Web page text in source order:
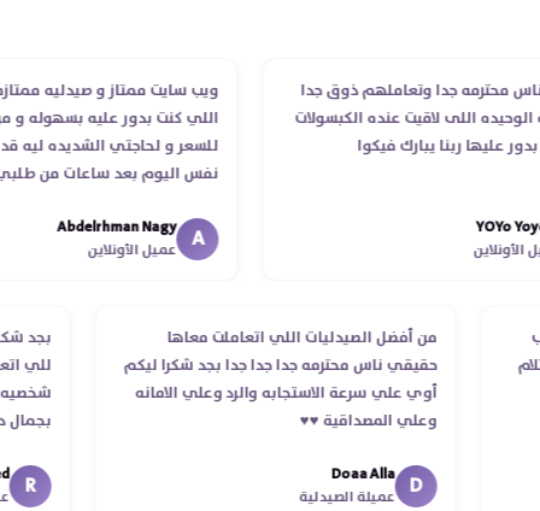
جدا وتعاملهم ذوق جدا
اللى لاقيت عنده الكبسولات
ربنا يبارك فيكوا
ويب سايت ممتاز و صيدليه ممتازه
اللي كنت بدور عليه بسهوله و من
للسعر و لحاجتي الشديده ليه قدر
نفس اليوم بعد ساعات من طلبي و
انتهاء موعد عمله ..فضل يتابع
استلمت ..شكرا جزيلا ليكم
Abdelrhman Nagy
عميل الأونلاين
من أفضل الصيدليات اللي اتعاملت معاها
حقيقي ناس محترمه جدا جدا جدا بجد شكرا ليكم
أوي علي سرعة الاستجابه والرد وعلي الامانه
وعلي المصداقية ♥️♥️‏
D
Doaa Alla
عميلة الصيدلية